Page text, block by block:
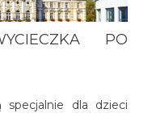
PO
specjalnie dla dzieci